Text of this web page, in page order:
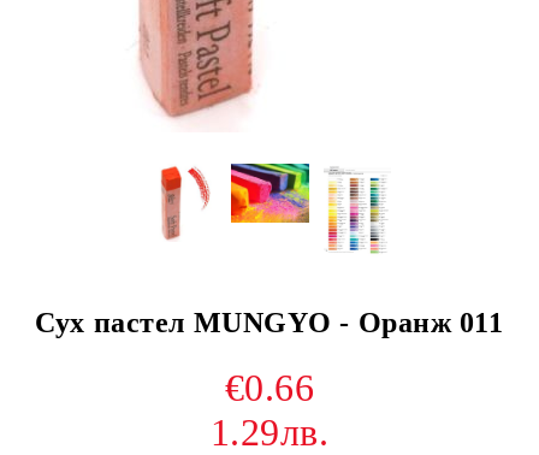
Сух пастел MUNGYO - Оранж 011
€0.66
1.29лв.